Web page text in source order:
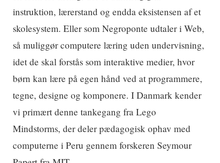
instruktion, lærerstand og endda eksistensen af et
skolesystem. Eller som Negroponte udtaler i Web,
så muliggør computere læring uden undervisning,
idet de skal forstås som interaktive medier, hvor
børn kan lære på egen hånd ved at programmere,
tegne, designe og komponere. I Danmark kender
vi primært denne tankegang fra Lego
Mindstorms, der deler pædagogisk ophav med
computerne i Peru gennem forskeren Seymour